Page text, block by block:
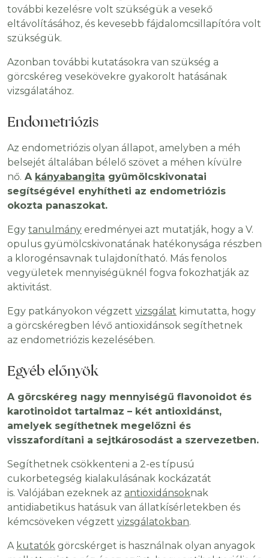
további kezelésre volt szükségük a vesekő
eltávolításához, és kevesebb fájdalomcsillapítóra volt
szükségük.
Azonban további kutatásokra van szükség a
görcskéreg vesekövekre gyakorolt ​​​​hatásának
vizsgálatához.
Endometriózis
Az endometriózis olyan állapot, amelyben a méh
belsejét általában bélelő szövet a méhen kívülre
nő. A kányabangita gyümölcskivonatai
segítségével enyhítheti az endometriózis
okozta panaszokat.
Egy tanulmány eredményei azt mutatják, hogy a V.
opulus gyümölcskivonatának hatékonysága részben
a klorogénsavnak tulajdonítható. Más fenolos
vegyületek mennyiségüknél fogva fokozhatják az
aktivitást.
Egy patkányokon végzett vizsgálat kimutatta, hogy
a görcskéregben lévő antioxidánsok segíthetnek
az endometriózis kezelésében.
Egyéb előnyök
A görcskéreg nagy mennyiségű flavonoidot és
karotinoidot tartalmaz – két antioxidánst,
amelyek segíthetnek megelőzni és
visszafordítani a sejtkárosodást a szervezetben.
Segíthetnek csökkenteni a 2-es típusú
cukorbetegség kialakulásának kockázatát
is. Valójában ezeknek az antioxidánsoknak
antidiabetikus hatásuk van állatkísérletekben és
kémcsöveken végzett vizsgálatokban.
A kutatók görcskérget is használnak olyan anyagok